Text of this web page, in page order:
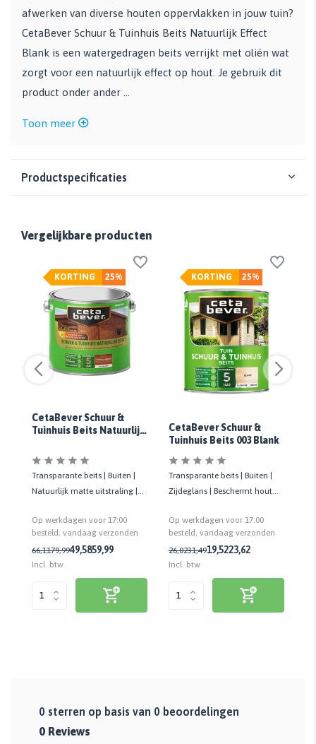
afwerken van diverse houten oppervlakken in jouw tuin?
CetaBever Schuur & Tuinhuis Beits Natuurlijk Effect
Blank is een watergedragen beits verrijkt met oliën wat
zorgt voor een natuurlijk effect op hout. Je gebruik dit
product onder ander ...
Toon meer
Productspecificaties
Vergelijkbare producten
25%
KORTING
CetaBever Schuur &
Tuinhuis Beits Natuurlijk
Transparante beits | Buiten |
Natuurlijk matte uitstraling |
Op werkdagen voor 17:00
besteld, vandaag verzonden
66,1179,9949,5859,99
Incl. btw
25%
KORTING
CetaBever Schuur &
Tuinhuis Beits 003 Blank
Transparante beits | Buiten |
Zijdeglans | Beschermt hout
Op werkdagen voor 17:00
besteld, vandaag verzonden
26,0231,4919,5223,62
Incl. btw
0 sterren op basis van 0 beoordelingen
0 Reviews